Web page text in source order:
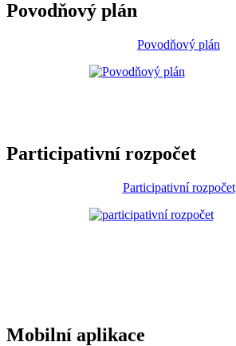
Povodňový plán
Povodňový plán
Participativní rozpočet
Participativní rozpočet
Mobilní aplikace